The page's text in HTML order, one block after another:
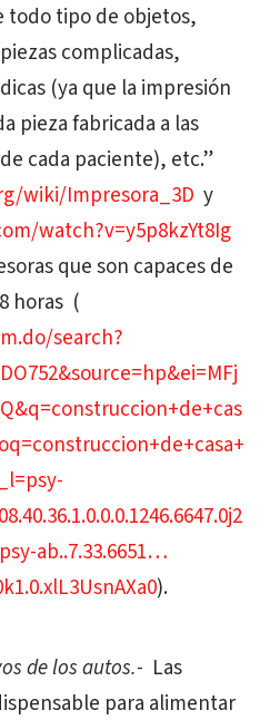
todo tipo de objetos,
complicadas,
(ya que la impresión
pieza fabricada a las
cada paciente), etc.”
wiki/Impresora_3D y
watch?v=y5p8kzYt8Ig
que son capaces de
horas (
search?
ab..7.33.6651…
).
de los autos.- Las
para alimentar